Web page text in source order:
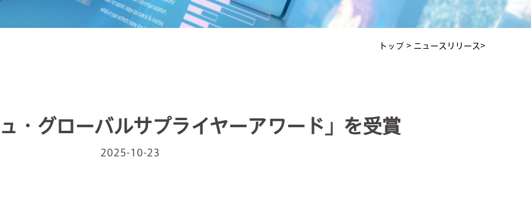
トップ > ニュースリリース>
・グローバルサプライヤーアワード」を受賞
2025-10-23